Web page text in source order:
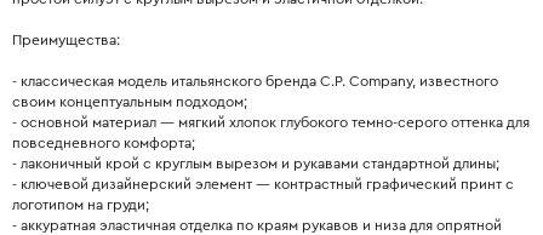
Преимущества:
- классическая модель итальянского бренда C.P. Company, известного
своим концептуальным подходом;
- основной материал — мягкий хлопок глубокого темно-серого оттенка для
повседневного комфорта;
- лаконичный крой с круглым вырезом и рукавами стандартной длины;
- ключевой дизайнерский элемент — контрастный графический принт с
логотипом на груди;
- аккуратная эластичная отделка по краям рукавов и низа для опрятной